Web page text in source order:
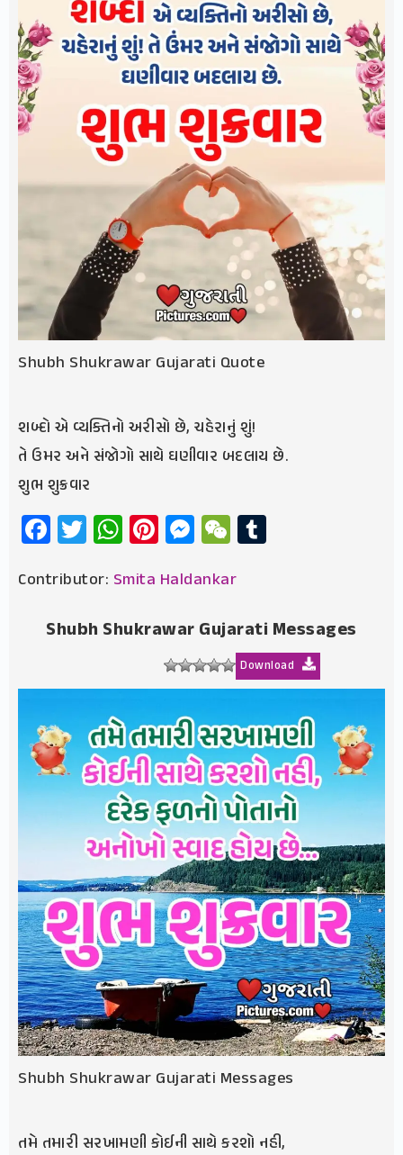
Shubh Shukrawar Gujarati Quote
શબ્દો એ વ્યક્તિનો અરીસો છે, ચહેરાનું શું!
તે ઉમર અને સંજોગો સાથે ઘણીવાર બદલાય છે.
શુભ શુક્રવાર
Facebook
Twitter
WhatsApp
Pinterest
Messenger
WeChat
Contributor: Smita Haldankar
Shubh Shukrawar Gujarati Messages
Download
Shubh Shukrawar Gujarati Messages
તમે તમારી સરખામણી કોઈની સાથે કરશો નહી,